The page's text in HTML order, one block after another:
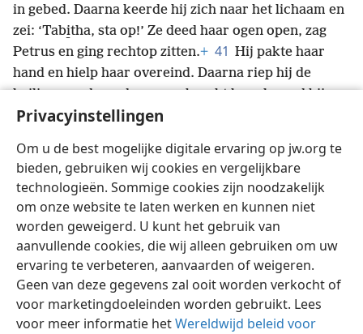
Privacyinstellingen
Om u de best mogelijke digitale ervaring op jw.org te
bieden, gebruiken wij cookies en vergelijkbare
technologieën. Sommige cookies zijn noodzakelijk
om onze website te laten werken en kunnen niet
worden geweigerd. U kunt het gebruik van
aanvullende cookies, die wij alleen gebruiken om uw
ervaring te verbeteren, aanvaarden of weigeren.
Geen van deze gegevens zal ooit worden verkocht of
voor marketingdoeleinden worden gebruikt. Lees
voor meer informatie hetWereldwijd beleid voor
in gebed. Daarna keerde hij zich naar het lichaam en
zei: ‘Tabi̱tha, sta op!’ Ze deed haar ogen open, zag
Petrus en ging rechtop zitten.+ 41 Hij pakte haar
hand en hielp haar overeind. Daarna riep hij de
heiligen en de weduwen en bracht haar levend bij
hen.+ 42 Dat werd in heel Joppe bekend en veel
nog een hele tijd in Joppe bij een leerlooier die
Simon heette.
Nederlands Delen Instellingen
Copyright © 2026 Watch Tower Bible and Tract Society of Pennsylvania
Gebruiksvoorwaarden Privacybeleid
Privacyinstellingen
JW.ORG
Inloggen